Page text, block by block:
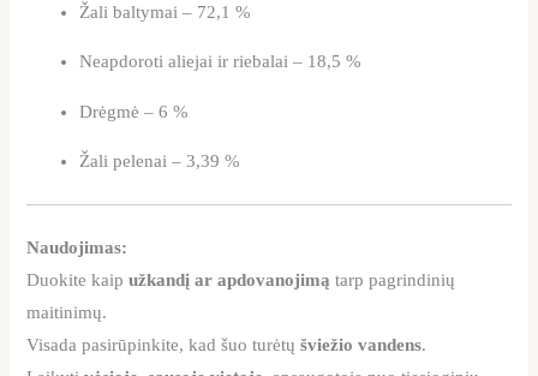
Žali baltymai – 72,1 %
Neapdoroti aliejai ir riebalai – 18,5 %
Drėgmė – 6 %
Žali pelenai – 3,39 %
Naudojimas:
Duokite kaipužkandį ar apdovanojimą tarp pagrindinių
maitinimų.
Visada pasirūpinkite, kad šuo turėtųšviežio vandens.